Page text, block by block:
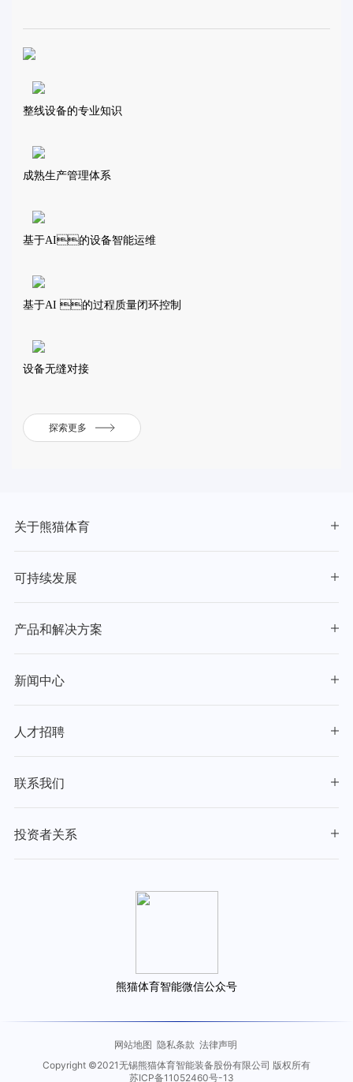
整线设备的专业知识
成熟生产管理体系
基于AI的设备智能运维
基于AI 的过程质量闭环控制
设备无缝对接
探索更多
关于熊猫体育
可持续发展
产品和解决方案
新闻中心
人才招聘
联系我们
投资者关系
熊猫体育智能微信公众号
网站地图 隐私条款 法律声明
Copyright ©2021无锡熊猫体育智能装备股份有限公司 版权所有
苏ICP备11052460号-13